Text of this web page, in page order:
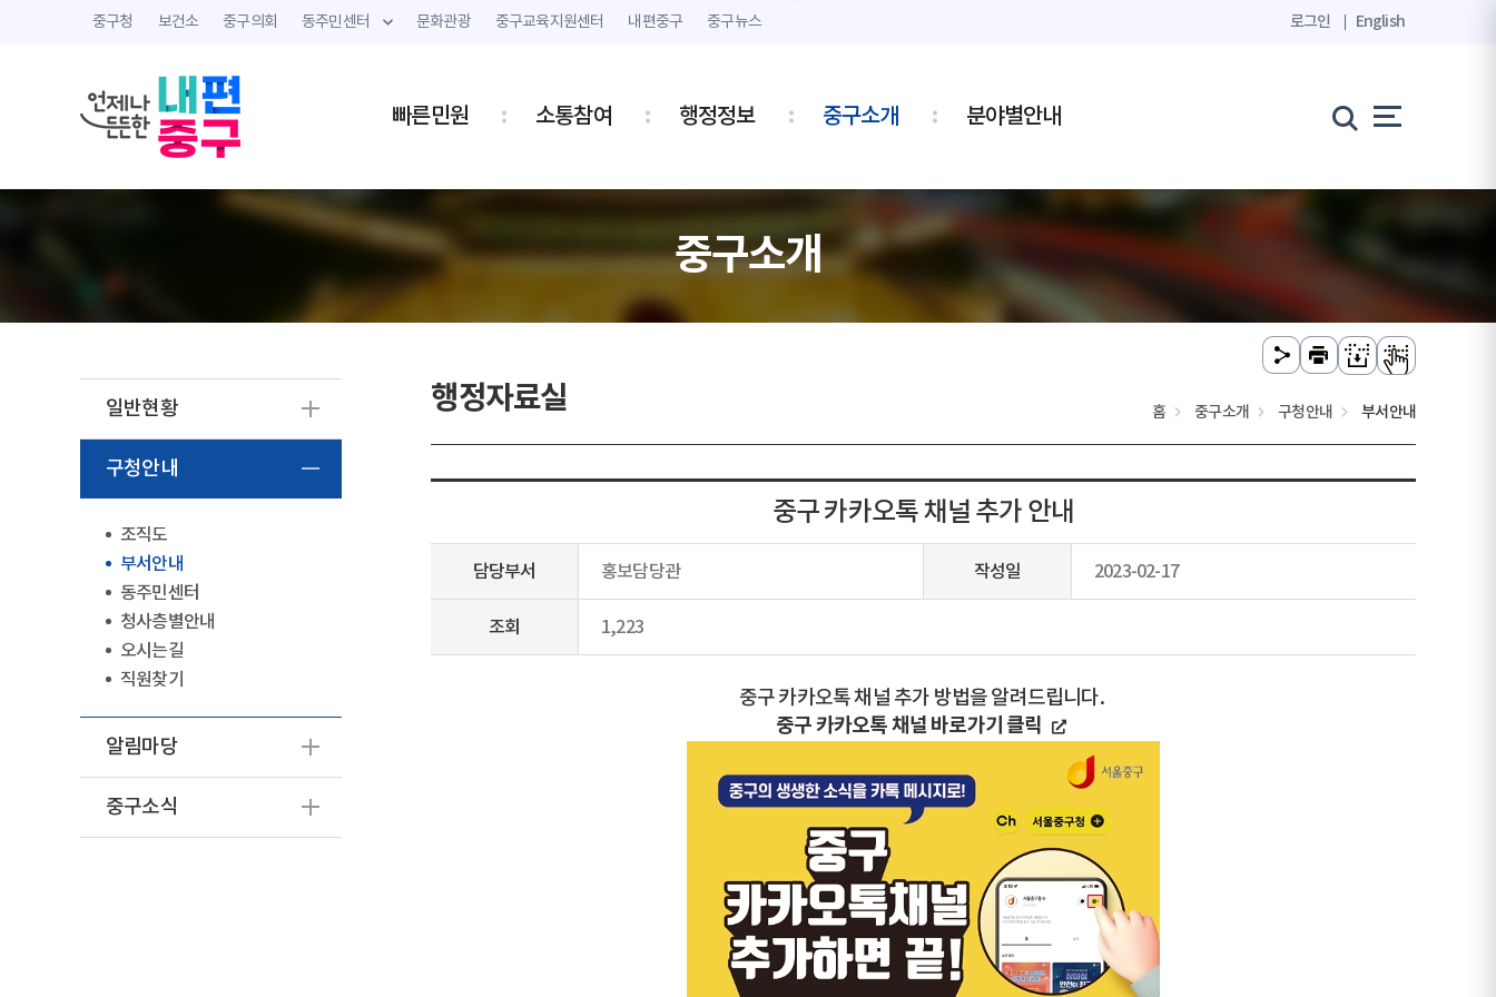
중구청 보건소 중구의회 동주민센터 문화관광 중구교육지원센터 내편중구 중구뉴스 로그인 English
빠른민원 소통참여 행정정보 중구소개 분야별안내
중구소개
일반현황
구청안내
조직도
부서안내
동주민센터
청사층별안내
오시는길
직원찾기
알림마당
중구소식
행정자료실 홈 중구소개 구청안내 부서안내
중구 카카오톡 채널 추가 안내
담당부서 홍보담당관 작성일 2023-02-17
조회 1,223
중구 카카오톡 채널 추가 방법을 알려드립니다.
중구 카카오톡 채널 바로가기 클릭